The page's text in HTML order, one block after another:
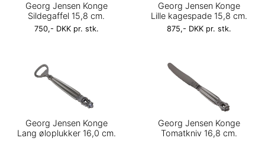
Georg Jensen Konge
Sildegaffel 15,8 cm.
750,- DKK pr. stk.
Georg Jensen Konge
Lille kagespade 15,8 cm.
875,- DKK pr. stk.
Georg Jensen Konge
Lang øloplukker 16,0 cm.
Georg Jensen Konge
Tomatkniv 16,8 cm.